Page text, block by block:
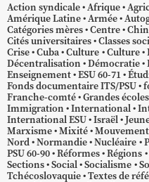
Action syndicale Afrique
Amérique Latine Armée
Catégories mères Centre
Cités universitaires Classes
Crise Cuba Culture Culture
Décentralisation Démocratie
Enseignement ESU 60-71
Fonds documentaire ITS/PSU
Franche-comté Grandes écoles
Immigration International
International ESU Israël
Marxisme Mixité
Nord Normandie Nucléaire
PSU 60-90 Réformes Régions
Sections Social Socialisme
Tchécoslovaquie Textes de